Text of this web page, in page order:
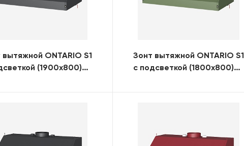
вытяжной ONTARIO S1
(1900x800)
Зонт вытяжной ONTARIO S1
с подсветкой (1800x800)